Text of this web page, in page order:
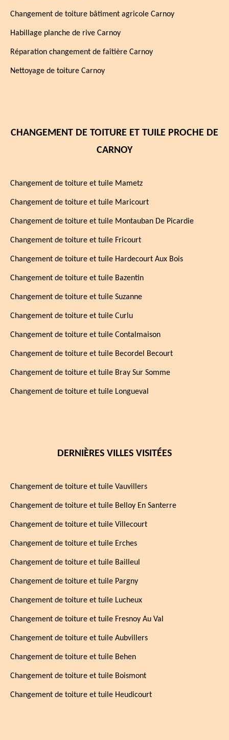
Changement de toiture bâtiment agricole Carnoy
Habillage planche de rive Carnoy
Réparation changement de faîtière Carnoy
Nettoyage de toiture Carnoy
CHANGEMENT DE TOITURE ET TUILE PROCHE DE
CARNOY
Changement de toiture et tuile Mametz
Changement de toiture et tuile Maricourt
Changement de toiture et tuile Montauban De Picardie
Changement de toiture et tuile Fricourt
Changement de toiture et tuile Hardecourt Aux Bois
Changement de toiture et tuile Bazentin
Changement de toiture et tuile Suzanne
Changement de toiture et tuile Curlu
Changement de toiture et tuile Contalmaison
Changement de toiture et tuile Becordel Becourt
Changement de toiture et tuile Bray Sur Somme
Changement de toiture et tuile Longueval
DERNIÈRES VILLES VISITÉES
Changement de toiture et tuile Vauvillers
Changement de toiture et tuile Belloy En Santerre
Changement de toiture et tuile Villecourt
Changement de toiture et tuile Erches
Changement de toiture et tuile Bailleul
Changement de toiture et tuile Pargny
Changement de toiture et tuile Lucheux
Changement de toiture et tuile Fresnoy Au Val
Changement de toiture et tuile Aubvillers
Changement de toiture et tuile Behen
Changement de toiture et tuile Boismont
Changement de toiture et tuile Heudicourt